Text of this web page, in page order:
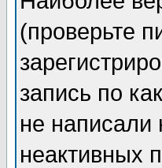
(проверьте
запись по
не написали
неактивных